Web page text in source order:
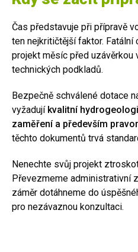
Čas představuje při přípravě
ten nejkritičtější faktor. Fatální
projekt měsíc před
technických podkladů.
Bezpečně schválené dotace
vyžadují kvalitní
zaměření a především
těchto dokumentů trvá
Nenechte svůj projekt
Převezmeme administrativní
záměr dotáhneme do
pro nezávaznou konzultaci.